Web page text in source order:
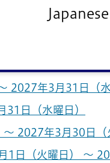
年4月1日（木曜
日） ～ 2027年3月
年3月31日（水曜日
2027年3月31日（水
日（水曜日）
2027年3月30日（
日（火曜日） ～